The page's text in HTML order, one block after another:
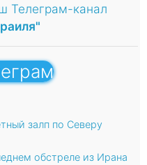
Телеграм-канал
залп по Северу
обстреле из Ирана